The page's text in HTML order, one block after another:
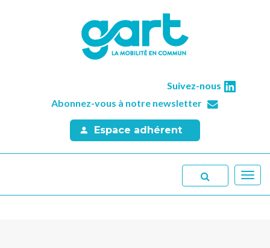
Suivez-nous
Abonnez-vous à notre newsletter
Espace adhérent